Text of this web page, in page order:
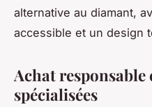
alternative au diamant,
accessible et un design
Achat responsable
spécialisées